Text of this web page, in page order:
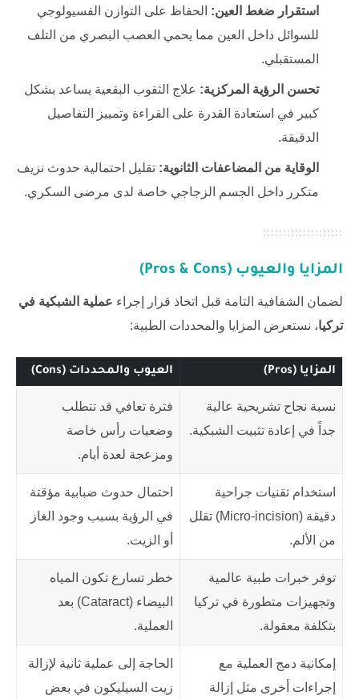
استقرار ضغط العين: الحفاظ على التوازن الفسيولوجي
للسوائل داخل العين مما يحمي العصب البصري من التلف
المستقبلي.
تحسن الرؤية المركزية: علاج الثقوب البقعية يساعد بشكل
كبير في استعادة القدرة على القراءة وتمييز التفاصيل
الدقيقة.
الوقاية من المضاعفات الثانوية: تقليل احتمالية حدوث نزيف
متكرر داخل الجسم الزجاجي خاصة لدى مرضى السكري.
المزايا والعيوب (Pros & Cons)
لضمان الشفافية التامة قبل اتخاذ قرار إجراء عملية الشبكية في
تركيا، نستعرض المزايا والمحددات الطبية:
المزايا (Pros) العيوب والمحددات (Cons)
نسبة نجاح تشريحية عالية
جداً في إعادة تثبيت الشبكية.
فترة تعافي قد تتطلب
وضعيات رأس خاصة
ومزعجة لعدة أيام.
استخدام تقنيات جراحية
دقيقة (Micro-incision) تقلل
من الألم.
احتمال حدوث ضبابية مؤقتة
في الرؤية بسبب وجود الغاز
أو الزيت.
توفر خبرات طبية عالمية
وتجهيزات متطورة في تركيا
بتكلفة معقولة.
خطر تسارع تكون المياه
البيضاء (Cataract) بعد
العملية.
إمكانية دمج العملية مع
إجراءات أخرى مثل إزالة
الحاجة إلى عملية ثانية لإزالة
زيت السيليكون في بعض